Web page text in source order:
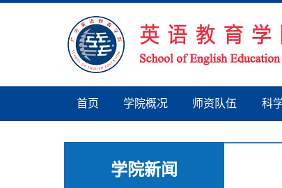
首页 学院概况 师资队伍 科
学院新闻